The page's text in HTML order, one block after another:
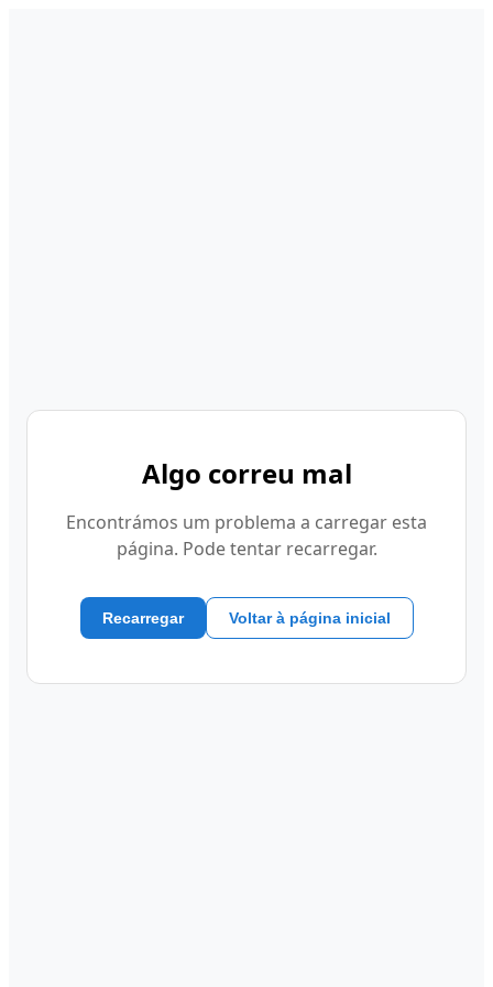
Algo correu mal
Encontrámos um problema a carregar esta
página. Pode tentar recarregar.
Recarregar Voltar à página inicial